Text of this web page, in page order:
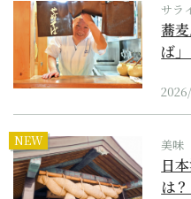
サラ
蕎
ば
NEW 美味
日
は